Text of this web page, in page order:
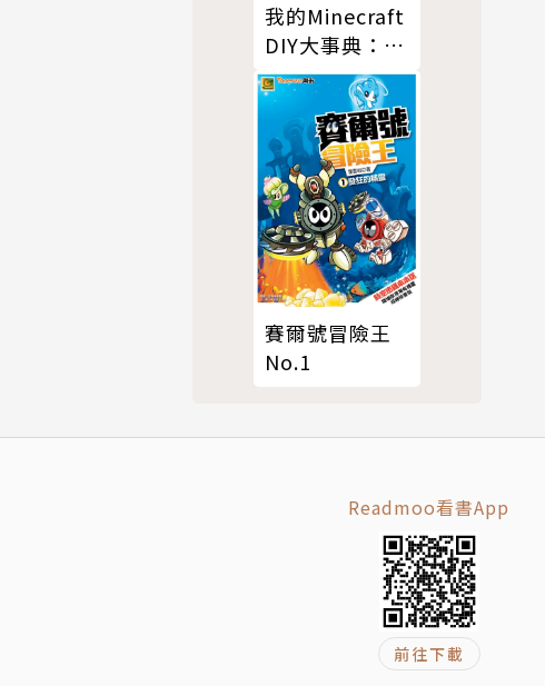
我的Minecraft
DIY大事典：地
獄探險隊Let's
GO!
賽爾號冒險王
No.1
Readmoo看書App
前往下載